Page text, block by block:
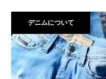
デニムについて